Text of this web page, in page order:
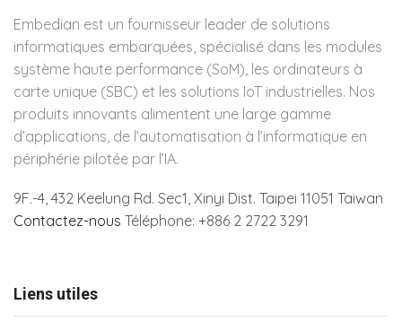
Embedian est un fournisseur leader de solutions
informatiques embarquées, spécialisé dans les modules
système haute performance (SoM), les ordinateurs à
carte unique (SBC) et les solutions IoT industrielles. Nos
produits innovants alimentent une large gamme
d’applications, de l’automatisation à l’informatique en
périphérie pilotée par l’IA.
9F.-4, 432 Keelung Rd. Sec1, Xinyi Dist. Taipei 11051 Taiwan
Contactez-nous Téléphone: +886 2 2722 3291
Liens utiles